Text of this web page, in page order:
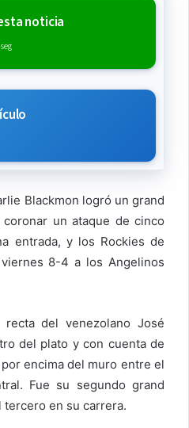
noticia
Blackmon logró un grand
un ataque de cinco
entrada, y los Rockies de
8-4 a los Angelinos
recta del venezolano José
del plato y con cuenta de
encima del muro entre el
Fue su segundo grand
tercero en su carrera.